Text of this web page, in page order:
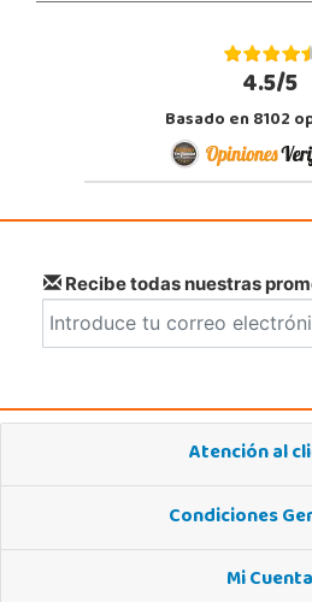
4.5/5
Basado en 8102
Recibe todas nuestras
Atención al
Condiciones
Mi Cuenta